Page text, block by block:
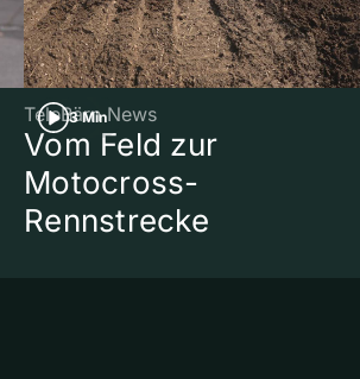
3 Min
TeleBärn News
Vom Feld zur
Motocross-
Rennstrecke